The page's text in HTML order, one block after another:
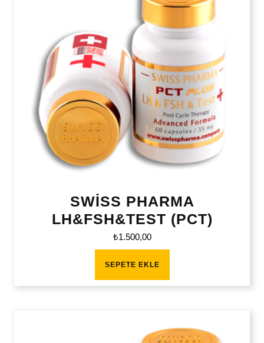
SWİSS PHARMA
LH&FSH&TEST (PCT)
₺1.500,00
SEPETE EKLE